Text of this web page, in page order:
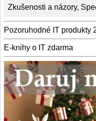
Zkušenosti a názory,
Pozoruhodné IT produkty
E-knihy o IT zdarma